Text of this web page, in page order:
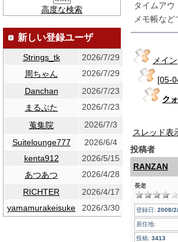
タイムア
メモ帳な
メイン
[05-
ク
スレッド表
投稿者
RANZAN
長老
登録日: 2008/
居住地:
投稿: 3413
高度な検索
新しい登録ユーザ
Strings_tk
2026/7/29
周ちゃん
2026/7/29
Danchan
2026/7/23
まるぶた
2026/7/23
蒐集院
2026/7/3
Suitelounge777
2026/6/4
kenta912
2026/5/15
あつあつ
2026/4/28
RICHTER
2026/4/17
yamamurakeisuke
2026/3/30